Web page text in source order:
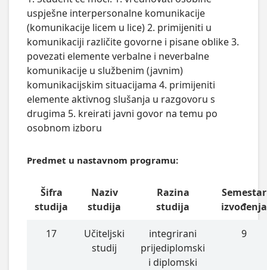
uspješne interpersonalne komunikacije
(komunikacije licem u lice) 2. primijeniti u
komunikaciji različite govorne i pisane oblike 3.
povezati elemente verbalne i neverbalne
komunikacije u službenim (javnim)
komunikacijskim situacijama 4. primijeniti
elemente aktivnog slušanja u razgovoru s
drugima 5. kreirati javni govor na temu po
osobnom izboru
Predmet u nastavnom programu:
Šifra
studija
Naziv
studija
Razina
studija
Semestar
izvođenja
17
Učiteljski
studij
integrirani
prijediplomski
i diplomski
9